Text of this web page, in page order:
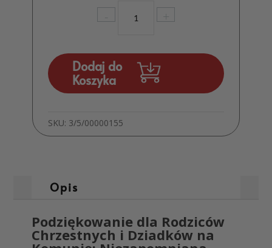
-
Podziękowania
Rodziców
Chrzestnych
MD574
+
Dodaj do
Koszyka
SKU: 3/5/00000155
Opis
Podziękowanie dla Rodziców
Chrzestnych i Dziadków na